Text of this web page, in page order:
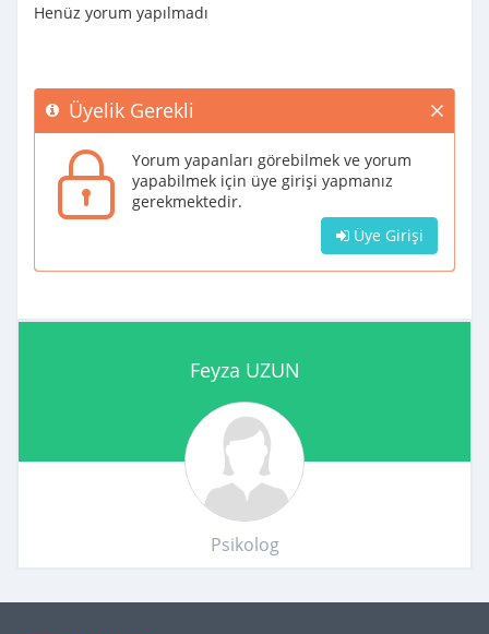
Henüz yorum yapılmadı
Üyelik Gerekli
Yorum yapanları görebilmek ve yorum
yapabilmek için üye girişi yapmanız
gerekmektedir.
Üye Girişi
Feyza UZUN
Psikolog